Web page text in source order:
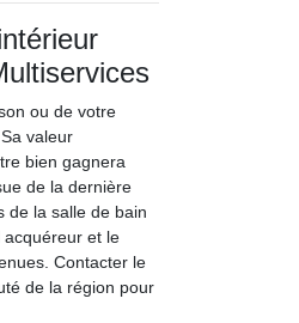
ou de votre
valeur
bien gagnera
de la dernière
de la salle de bain
et le
Contacter le
de la région pour